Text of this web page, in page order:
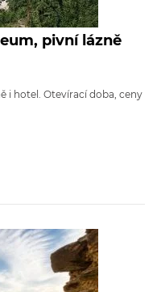
pivní lázně
i hotel. Otevírací doba, ceny